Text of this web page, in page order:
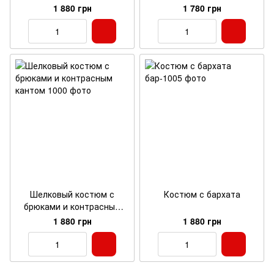
1 880 грн
1 780 грн
Шелковый костюм с
брюками и контрасным
кантом
1 880 грн
Костюм с бархата
1 880 грн